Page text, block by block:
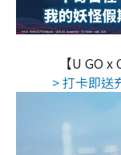
【U GO x
> 打卡即送